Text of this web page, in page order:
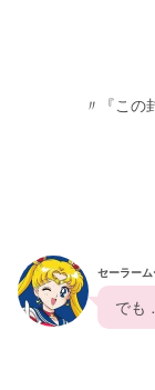
セーラー
で